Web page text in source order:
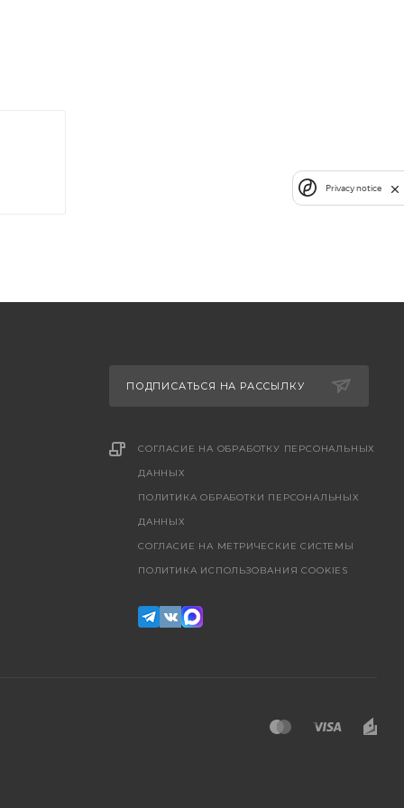
ПОДПИСАТЬСЯ НА РАССЫЛКУ
СОГЛАСИЕ НА ОБРАБОТКУ ПЕРСОНАЛЬНЫХ
ДАННЫХ
ПОЛИТИКА ОБРАБОТКИ ПЕРСОНАЛЬНЫХ
ДАННЫХ
CОГЛАСИЕ НА МЕТРИЧЕСКИЕ СИСТЕМЫ
ПОЛИТИКА ИСПОЛЬЗОВАНИЯ COOKIES
Privacy notice